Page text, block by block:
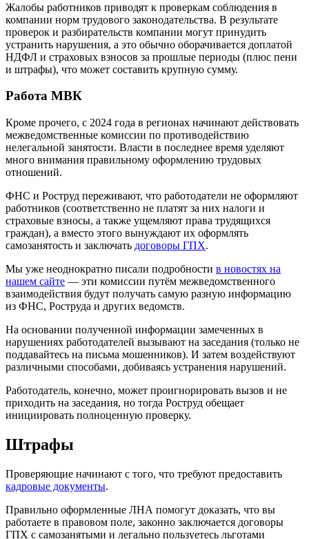
Жалобы работников приводят к проверкам соблюдения в
компании норм трудового законодательства. В результате
проверок и разбирательств компании могут принудить
устранить нарушения, а это обычно оборачивается доплатой
НДФЛ и страховых взносов за прошлые периоды (плюс пени
и штрафы), что может составить крупную сумму.
Работа МВК
Кроме прочего, с 2024 года в регионах начинают действовать
межведомственные комиссии по противодействию
нелегальной занятости. Власти в последнее время уделяют
много внимания правильному оформлению трудовых
отношений.
ФНС и Роструд переживают, что работодатели не оформляют
работников (соответственно не платят за них налоги и
страховые взносы, а также ущемляют права трудящихся
граждан), а вместо этого вынуждают их оформлять
самозанятость и заключать договоры ГПХ.
Мы уже неоднократно писали подробности в новостях на
нашем сайте — эти комиссии путём межведомственного
взаимодействия будут получать самую разную информацию
из ФНС, Роструда и других ведомств.
На основании полученной информации замеченных в
нарушениях работодателей вызывают на заседания (только не
поддавайтесь на письма мошенников). И затем воздействуют
различными способами, добиваясь устранения нарушений.
Работодатель, конечно, может проигнорировать вызов и не
приходить на заседания, но тогда Роструд обещает
инициировать полноценную проверку.
Штрафы
Проверяющие начинают с того, что требуют предоставить
кадровые документы.
Правильно оформленные ЛНА помогут доказать, что вы
работаете в правовом поле, законно заключается договоры
ГПХ с самозанятыми и легально пользуетесь льготами